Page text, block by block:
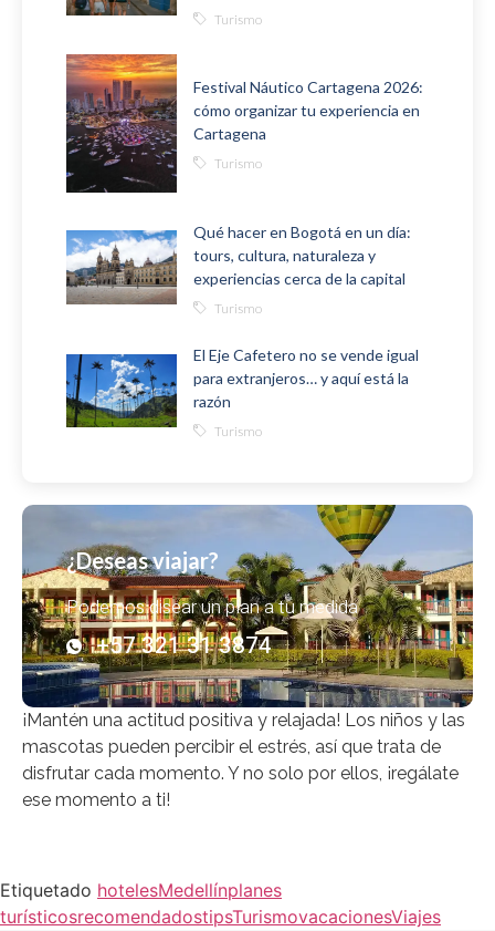
Turismo
Festival Náutico Cartagena 2026:
cómo organizar tu experiencia en
Cartagena
Turismo
Qué hacer en Bogotá en un día:
tours, cultura, naturaleza y
experiencias cerca de la capital
Turismo
El Eje Cafetero no se vende igual
para extranjeros… y aquí está la
razón
Turismo
¿Deseas viajar?
Podemos disear un plan a tu medida
+57 321 31 3874
¡Mantén una actitud positiva y relajada! Los niños y las
mascotas pueden percibir el estrés, así que trata de
disfrutar cada momento. Y no solo por ellos, ¡regálate
ese momento a ti!
Etiquetado hotelesMedellínplanes
turísticosrecomendadostipsTurismovacacionesViajes